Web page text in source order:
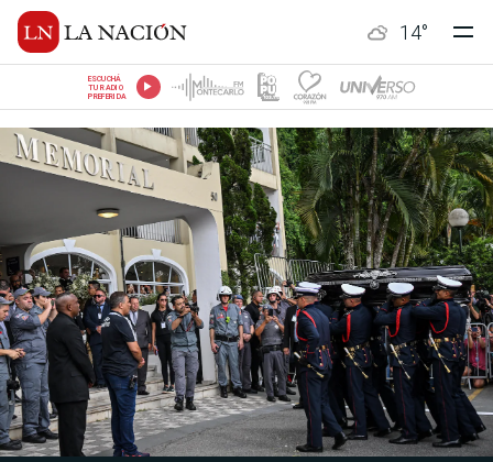
14°
ESCUCHÁ
TU RADIO
PREFERIDA